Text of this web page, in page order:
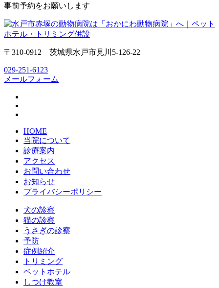
事前予約をお願いします
〒310-0912 茨城県水戸市見川5-126-22
029-251-6123
メールフォーム
HOME
当院について
診療案内
アクセス
お問い合わせ
お知らせ
プライバシーポリシー
犬の診察
猫の診察
うさぎの診察
予防
症例紹介
トリミング
ペットホテル
しつけ教室